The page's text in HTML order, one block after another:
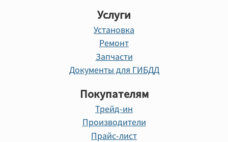
Услуги
Установка
Ремонт
Запчасти
Документы для ГИБДД
Покупателям
Трейд-ин
Производители
Прайс-лист